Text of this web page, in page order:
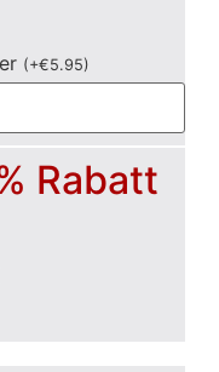
(+€5.95)
Rabatt